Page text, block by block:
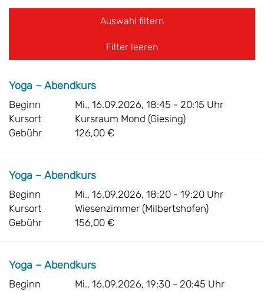
Filter leeren
Yoga – Abendkurs
Beginn
Mi., 16.09.2026, 18:45 - 20:15 Uhr
Kursort
Kursraum Mond (Giesing)
Gebühr
126,00 €
Yoga – Abendkurs
Beginn
Mi., 16.09.2026, 18:20 - 19:20 Uhr
Kursort
Wiesenzimmer (Milbertshofen)
Gebühr
156,00 €
Yoga – Abendkurs
Beginn
Mi., 16.09.2026, 19:30 - 20:45 Uhr